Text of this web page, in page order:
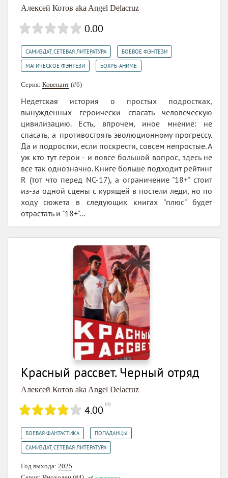
Алексей Котов aka Angel Delacruz
0.00
САМИЗДАТ, СЕТЕВАЯ ЛИТЕРАТУРА БОЕВОЕ ФЭНТЕЗИ
МАГИЧЕСКОЕ ФЭНТЕЗИ БОЯРЪ-АНИМЕ
Серия: Ковенант (#6)
Недетская история о простых подростках,
вынужденных героически спасать человеческую
цивилизацию. Есть, впрочем, иное мнение: не
спасать, а противостоять эволюционному прогрессу.
Да и подростки, если поскрести, совсем непростые. А
уж кто тут герои - и вовсе большой вопрос, здесь не
все так однозначно. Книге больше подходит рейтинг
R (тот что перед NC-17), а ограничение "18+" стоит
из-за одной сцены с курящей в постели леди, но по
ходу сюжета в следующих книгах "плюс" будет
отрастать и "18+"...
Красный рассвет. Черный отряд
Алексей Котов aka Angel Delacruz
4.00 (4)
БОЕВАЯ ФАНТАСТИКА ПОПАДАНЦЫ
САМИЗДАТ, СЕТЕВАЯ ЛИТЕРАТУРА
Год выхода: 2025